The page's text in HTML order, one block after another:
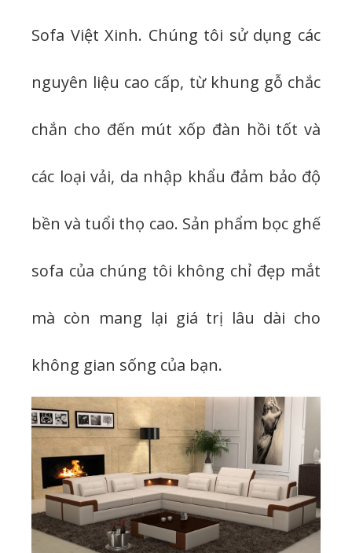
Sofa Việt Xinh. Chúng tôi sử dụng các
nguyên liệu cao cấp, từ khung gỗ chắc
chắn cho đến mút xốp đàn hồi tốt và
các loại vải, da nhập khẩu đảm bảo độ
bền và tuổi thọ cao. Sản phẩm bọc ghế
sofa của chúng tôi không chỉ đẹp mắt
mà còn mang lại giá trị lâu dài cho
không gian sống của bạn.